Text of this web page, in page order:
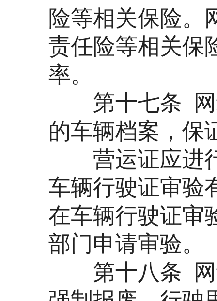
险等相关保险。
责任险等相关保
率。
第十七条 网
的车辆档案，保
营运证应进行
车辆行驶证审验
在车辆行驶证审
部门申请审验。
第十八条 网